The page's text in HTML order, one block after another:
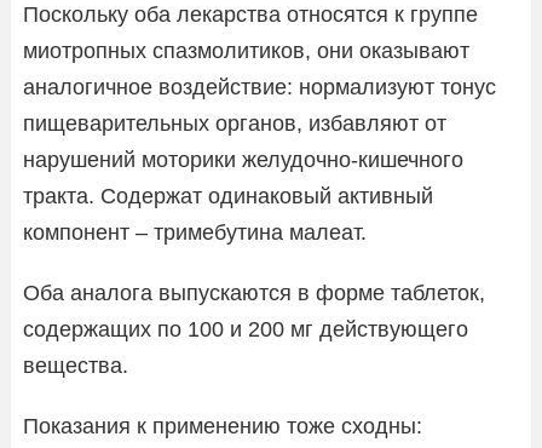
Поскольку оба лекарства относятся к группе
миотропных спазмолитиков, они оказывают
аналогичное воздействие: нормализуют тонус
пищеварительных органов, избавляют от
нарушений моторики желудочно-кишечного
тракта. Содержат одинаковый активный
компонент – тримебутина малеат.
Оба аналога выпускаются в форме таблеток,
содержащих по 100 и 200 мг действующего
вещества.
Показания к применению тоже сходны: